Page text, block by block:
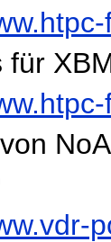
für